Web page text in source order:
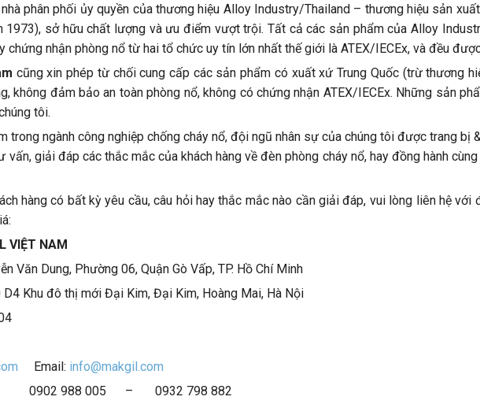
phân phối ủy quyền của thương hiệu Alloy Industry/Thailand – thương hiệu sản
1973), sở hữu chất lượng và ưu điểm vượt trội. Tất cả các sản phẩm của Alloy
nhận phòng nổ từ hai tổ chức uy tín lớn nhất thế giới là ATEX/IECEx, và đều
cũng xin phép từ chối cung cấp các sản phẩm có xuất xứ Trung Quốc (trừ thương
không đảm bảo an toàn phòng nổ, không có chứng nhận ATEX/IECEx. Những sản
tôi.
trong ngành công nghiệp chống cháy nổ, đội ngũ nhân sự của chúng tôi được trang
giải đáp các thắc mắc của khách hàng về đèn phòng cháy nổ, hay đồng hành
hàng có bất kỳ yêu cầu, câu hỏi hay thắc mắc nào cần giải đáp, vui lòng liên hệ
VIỆT NAM
Văn Dung, Phường 06, Quận Gò Vấp, TP. Hồ Chí Minh
D4 Khu đô thị mới Đại Kim, Đại Kim, Hoàng Mai, Hà Nội
Email: info@makgil.com
– 0902 988 005 – 0932 798 882